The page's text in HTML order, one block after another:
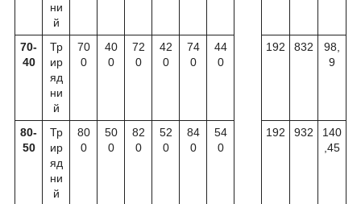
ни
й
70-
40
Тр
ир
яд
ни
й
70
0
40
0
72
0
42
0
74
0
44
0
192 832
98,
9
80-
50
Тр
ир
яд
ни
й
80
0
50
0
82
0
52
0
84
0
54
0
192 932
140
,45